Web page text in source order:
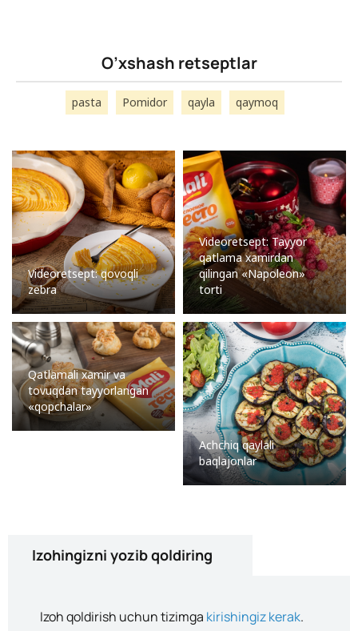
O’xshash retseptlar
pasta Pomidor qayla qaymoq
Videoretsept: qovoqli
zebra
Videoretsept: Tayyor
qatlama xamirdan
qilingan «Napoleon»
torti
Qatlamali xamir va
tovuqdan tayyorlangan
«qopchalar»
Achchiq qaylali
baqlajonlar
Izohingizni yozib qoldiring
Izoh qoldirish uchun tizimga kirishingiz kerak.